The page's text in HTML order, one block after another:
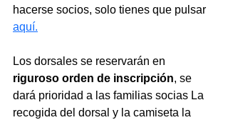
hacerse socios, solo tienes que pulsar
aquí.
Los dorsales se reservarán en
riguroso orden de inscripción, se
dará prioridad a las familias socias La
recogida del dorsal y la camiseta la